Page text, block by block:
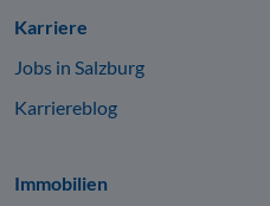
Karriere
Jobs in Salzburg
Karriereblog
Immobilien